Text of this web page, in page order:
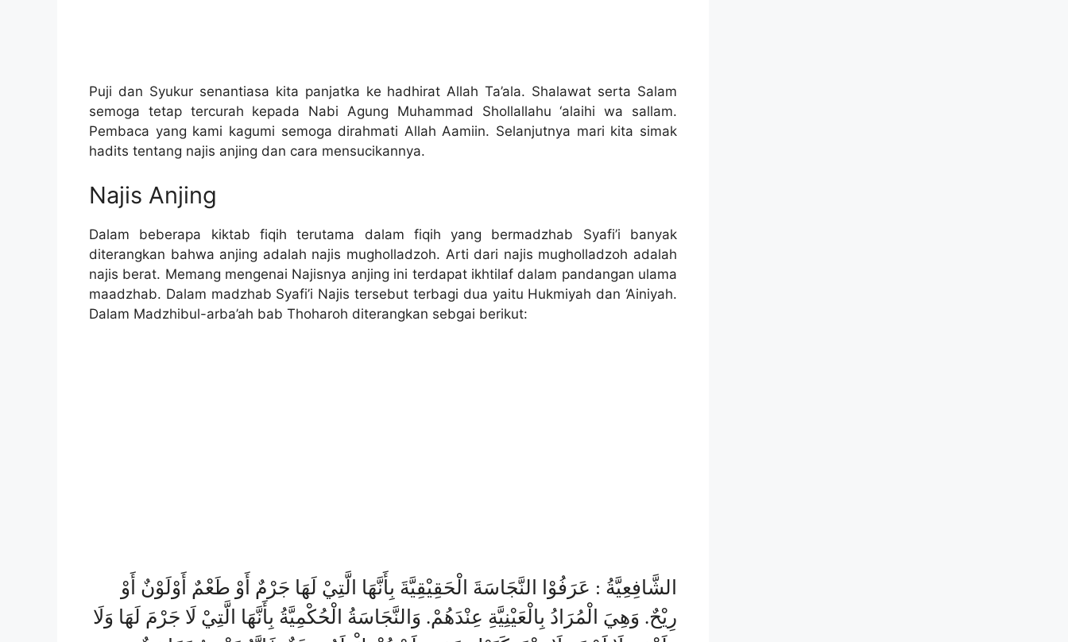
Puji dan Syukur senantiasa kita panjatka ke hadhirat Allah Ta’ala. Shalawat serta Salam
semoga tetap tercurah kepada Nabi Agung Muhammad Shollallahu ‘alaihi wa sallam.
Pembaca yang kami kagumi semoga dirahmati Allah Aamiin. Selanjutnya mari kita simak
hadits tentang najis anjing dan cara mensucikannya.
Najis Anjing
Dalam beberapa kiktab fiqih terutama dalam fiqih yang bermadzhab Syafi’i banyak
diterangkan bahwa anjing adalah najis mugholladzoh. Arti dari najis mugholladzoh adalah
najis berat. Memang mengenai Najisnya anjing ini terdapat ikhtilaf dalam pandangan ulama
maadzhab. Dalam madzhab Syafi’i Najis tersebut terbagi dua yaitu Hukmiyah dan ‘Ainiyah.
Dalam Madzhibul-arba’ah bab Thoharoh diterangkan sebgai berikut:
الشَّافِعِيَّةُ : عَرَفُوْا النَّجَاسَةَ الْحَقِيْقِيَّةَ بِأَنَّهَا الَّتِيْ لَهَا جَرْمٌ أَوْ طَعْمٌ أَوْلَوْنٌ أَوْ
رِيْحٌ. وَهِيَ الْمُرَادُ بِالْعَيْنِيَّةِ عِنْدَهُمْ. وَالنَّجَاسَةُ الْحُكْمِيَّةُ بِأَنَّهَا الَّتِيْ لَا جَرْمَ لَهَا وَلَا